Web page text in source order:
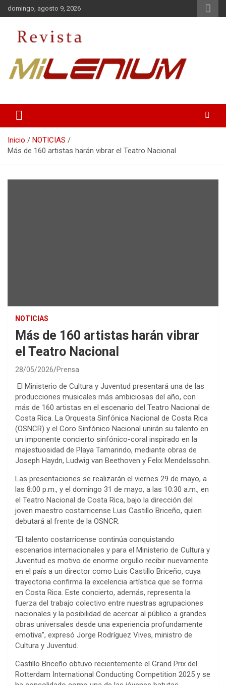
Saltar
al
domingo, agosto 9, 2026
Inicio
NOTICIAS
Más de 160 artistas harán vibrar el Teatro Nacional
NOTICIAS
Más de 160 artistas harán vibrar
el Teatro Nacional
28/05/2026 Prensa
El Ministerio de Cultura y Juventud presentará una de las
producciones musicales más ambiciosas del año, con
más de 160 artistas en el escenario del Teatro Nacional de
Costa Rica. La Orquesta Sinfónica Nacional de Costa Rica
(OSNCR) y el Coro Sinfónico Nacional unirán su talento en
un imponente concierto sinfónico-coral inspirado en la
majestuosidad de Playa Tamarindo, mediante obras de
Joseph Haydn, Ludwig van Beethoven y Felix Mendelssohn.
Las presentaciones se realizarán el viernes 29 de mayo, a
las 8:00 p.m., y el domingo 31 de mayo, a las 10:30 a.m., en
el Teatro Nacional de Costa Rica, bajo la dirección del
joven maestro costarricense Luis Castillo Briceño, quien
debutará al frente de la OSNCR.
“El talento costarricense continúa conquistando
escenarios internacionales y para el Ministerio de Cultura y
Juventud es motivo de enorme orgullo recibir nuevamente
en el país a un director como Luis Castillo Briceño, cuya
trayectoria confirma la excelencia artística que se forma
en Costa Rica. Este concierto, además, representa la
fuerza del trabajo colectivo entre nuestras agrupaciones
nacionales y la posibilidad de acercar al público a grandes
obras universales desde una experiencia profundamente
emotiva”, expresó Jorge Rodríguez Vives, ministro de
Cultura y Juventud.
Castillo Briceño obtuvo recientemente el Grand Prix del
Rotterdam International Conducting Competition 2025 y se